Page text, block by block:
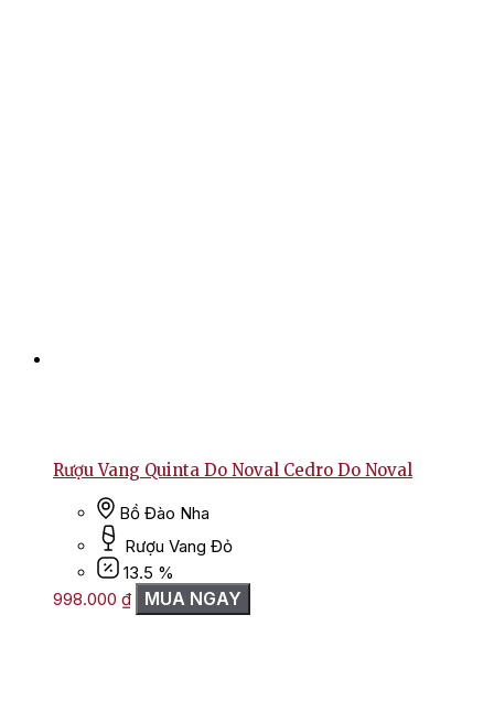
Rượu Vang Quinta Do Noval Cedro Do Noval
Bồ Đào Nha
Rượu Vang Đỏ
13.5 %
998.000 ₫ MUA NGAY